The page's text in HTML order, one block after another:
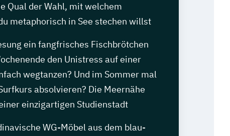
Qual der Wahl, mit welchem
metaphorisch in See stechen willst
ein fangfrisches Fischbrötchen
den Unistress auf einer
wegtanzen? Und im Sommer mal
absolvieren? Die Meernähe
einzigartigen Studienstadt
WG-Möbel aus dem blau-